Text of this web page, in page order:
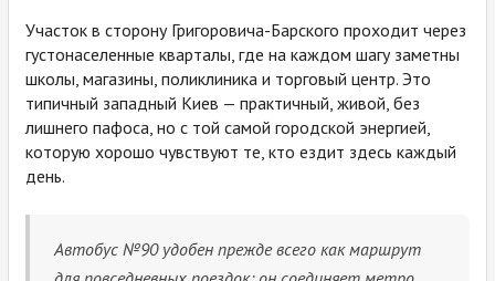
Участок в сторону Григоровича-Барского проходит через
густонаселенные кварталы, где на каждом шагу заметны
школы, магазины, поликлиника и торговый центр. Это
типичный западный Киев — практичный, живой, без
лишнего пафоса, но с той самой городской энергией,
которую хорошо чувствуют те, кто ездит здесь каждый
день.
Автобус №90 удобен прежде всего как маршрут